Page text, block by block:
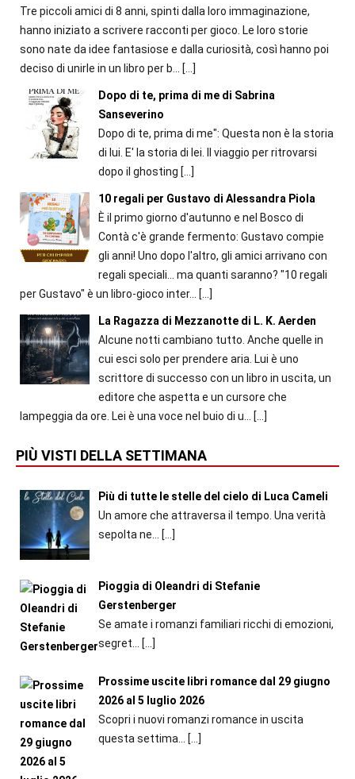
Tre piccoli amici di 8 anni, spinti dalla loro immaginazione,
hanno iniziato a scrivere racconti per gioco. Le loro storie
sono nate da idee fantasiose e dalla curiosità, così hanno poi
deciso di unirle in un libro per b...
[…]
Dopo di te, prima di me di Sabrina
Sanseverino
Dopo di te, prima di me": Questa non è la storia
di lui. E' la storia di lei. Il viaggio per ritrovarsi
dopo il ghosting […]
10 regali per Gustavo di Alessandra Piola
È il primo giorno d'autunno e nel Bosco di
Contà c'è grande fermento: Gustavo compie
gli anni! Uno dopo l'altro, gli amici arrivano con
regali speciali... ma quanti saranno? "10 regali
per Gustavo" è un libro-gioco inter...
[…]
La Ragazza di Mezzanotte di L. K. Aerden
Alcune notti cambiano tutto. Anche quelle in
cui esci solo per prendere aria. Lui è uno
scrittore di successo con un libro in uscita, un
editore che aspetta e un cursore che
lampeggia da ore. Lei è una voce nel buio di u...
[…]
PIÙ VISTI DELLA SETTIMANA
Più di tutte le stelle del cielo di Luca Cameli
Un amore che attraversa il tempo. Una verità
sepolta ne...
[…]
Pioggia di Oleandri di Stefanie
Gerstenberger
Se amate i romanzi familiari ricchi di emozioni,
segret...
[…]
Prossime uscite libri romance dal 29 giugno
2026 al 5 luglio 2026
Scopri i nuovi romanzi romance in uscita
questa settima... […]